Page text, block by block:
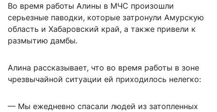
Во время работы Алины в МЧС произошли
серьезные паводки, которые затронули Амурскую
область и Хабаровский край, а также привели к
размытию дамбы.
Алина рассказывает, что во время работы в зоне
чрезвычайной ситуации ей приходилось нелегко:
— Мы ежедневно спасали людей из затопленных